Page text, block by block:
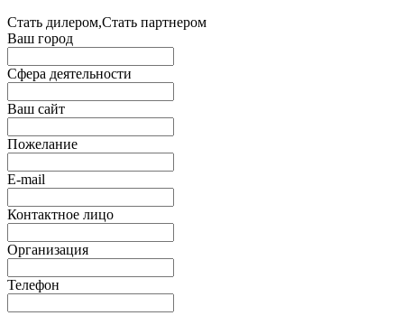
Стать дилером,Стать партнером
Ваш город
Сфера деятельности
Ваш сайт
Пожелание
E-mail
Контактное лицо
Организация
Телефон